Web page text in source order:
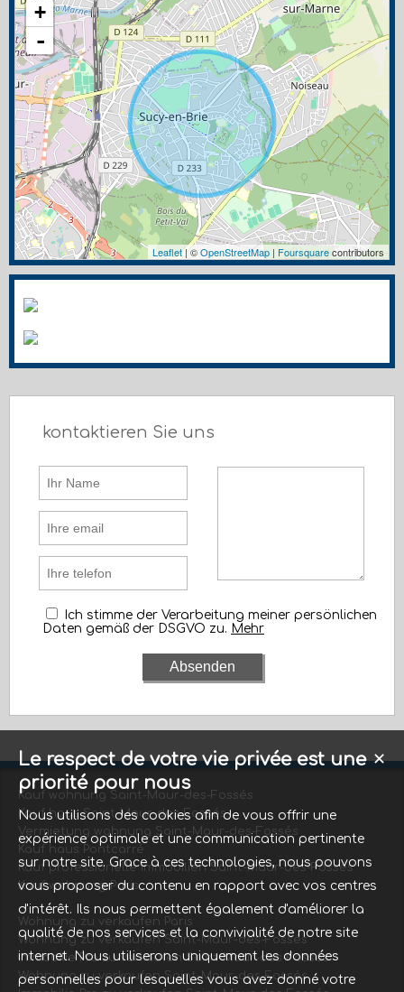
+
-
Leaflet| ©OpenStreetMap | Foursquarecontributors
kontaktieren Sie uns
Ich stimme der Verarbeitung meiner persönlichen
Daten gemäß der DSGVO zu. Mehr
Kauf wohnung Saint-Maur-des-Fossés
Kauf haus Saint-Maur-des-Fossés
Vermietung wohnung Saint-Maur-des-Fossés
Kauf haus Pontcarré
Kauf professionelle immobilien Saint-Maur-des-Fossés
Kauf wohnung Paris
Wohnung zu verkaufen Paris
Wohnung zu verkaufen Saint-Maur-des-Fossés
Immobilie Pro zu verkaufen Saint-Maur-des-Fossés
Wohnung zu verkaufen Saint-Maur-des-Fossés
✕
Le respect de votre vie privée est une
priorité pour nous
Nous utilisons des cookies afin de vous offrir une
expérience optimale et une communication pertinente
sur notre site. Grace à ces technologies, nous pouvons
vous proposer du contenu en rapport avec vos centres
d'intérêt. Ils nous permettent également d'améliorer la
qualité de nos services et la convivialité de notre site
internet. Nous utiliserons uniquement les données
personnelles pour lesquelles vous avez donné votre